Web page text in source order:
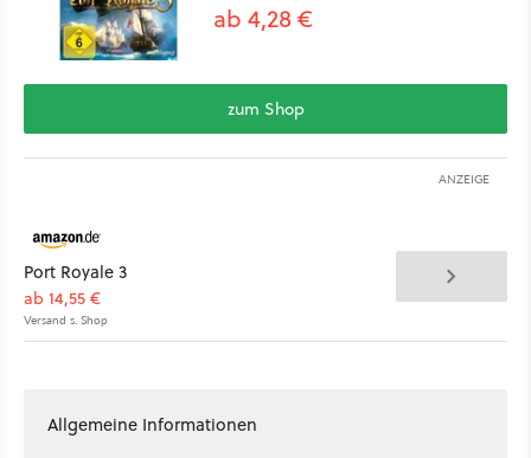
ab 4,28 €
zum Shop
ANZEIGE
Port Royale 3
ab 14,55 €
Versand s. Shop
Allgemeine Informationen